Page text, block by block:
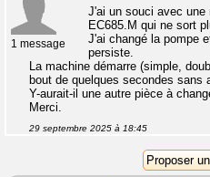
1 message
J'ai un souci avec une
EC685.M qui ne sort
J'ai changé la pompe
persiste.
La machine démarre (simple,
bout de quelques secondes sans
Y-aurait-il une autre pièce à
Merci.
29 septembre 2025 à 18:45